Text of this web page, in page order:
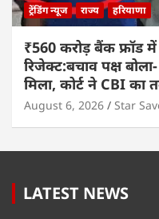
ट्रेंडिंग न्यूज राज्य हरियाणा
₹560 करोड़ बैंक फ्रॉड
रिजेक्ट:बचाव पक्ष
मिला, कोर्ट ने CBI का
August 6, 2026 Star
LATEST NEWS